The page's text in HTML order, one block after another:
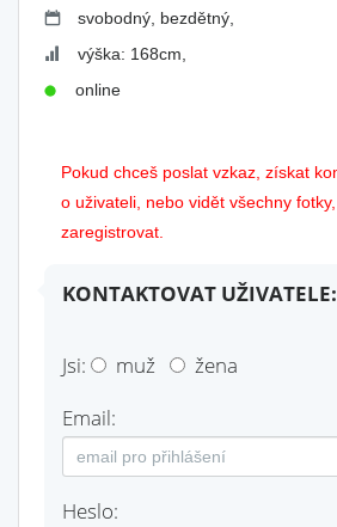
svobodný, bezdětný,
výška: 168cm,
online
Pokud chceš poslat vzkaz, získat
o uživateli, nebo vidět všechny
zaregistrovat.
KONTAKTOVAT
Jsi: muž
žena
Email:
Heslo: